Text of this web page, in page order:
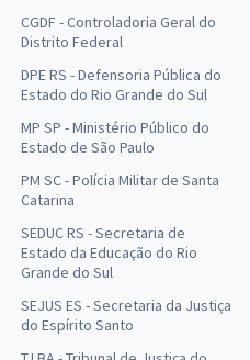
CGDF - Controladoria Geral do
Distrito Federal
DPE RS - Defensoria Pública do
Estado do Rio Grande do Sul
MP SP - Ministério Público do
Estado de São Paulo
PM SC - Polícia Militar de Santa
Catarina
SEDUC RS - Secretaria de
Estado da Educação do Rio
Grande do Sul
SEJUS ES - Secretaria da Justiça
do Espírito Santo